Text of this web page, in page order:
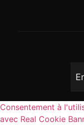
Consentement à
avec Real Cookie